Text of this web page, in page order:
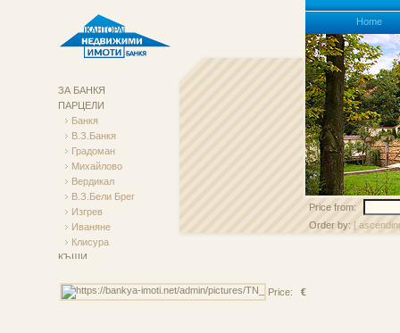
ЗА БАНКЯ
ПАРЦЕЛИ
Банкя
В.з.Банкя
Градоман
Михайлово
Вердикал
В.з.Бели Брег
Изгрев
Иваняне
Клисура
КЪЩИ
Търговски Обекти
НАЕМИ
Homе
Price from:
Order by: [
Price: €